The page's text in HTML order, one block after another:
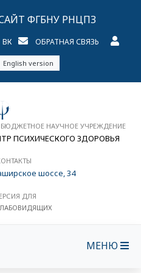
ФГБНУ РНЦПЗ
ВК ОБРАТНАЯ СВЯЗЬ
English version
БЮДЖЕТНОЕ НАУЧНОЕ УЧРЕЖДЕНИЕ
ПСИХИЧЕСКОГО ЗДОРОВЬЯ
шоссе, 34
ДЛЯ
МЕНЮ